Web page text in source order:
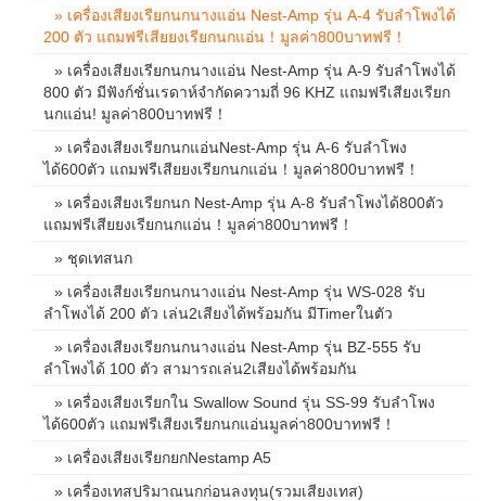
» เครื่องเสียงเรียกนกนางแอ่น Nest-Amp รุ่น A-4 รับลำโพงได้
200 ตัว แถมฟรีเสียยงเรียกนกแอ่น！มูลค่า800บาทฟรี！
» เครื่องเสียงเรียกนกนางแอ่น Nest-Amp รุ่น A-9 รับลำโพงได้
800 ตัว มีฟังก์ชั่นเรดาห์จำกัดความถี่ 96 KHZ แถมฟรีเสียงเรียก
นกแอ่น! มูลค่า800บาทฟรี！
» เครื่องเสียงเรียกนกแอ่นNest-Amp รุ่น A-6 รับลำโพง
ได้600ตัว แถมฟรีเสียยงเรียกนกแอ่น！มูลค่า800บาทฟรี！
» เครื่องเสียงเรียกนก Nest-Amp รุ่น A-8 รับลำโพงได้800ตัว
แถมฟรีเสียยงเรียกนกแอ่น！มูลค่า800บาทฟรี！
» ชุดเทสนก
» เครื่องเสียงเรียกนกนางแอ่น Nest-Amp รุ่น WS-028 รับ
ลำโพงได้ 200 ตัว เล่น2เสียงได้พร้อมกัน มีTimerในตัว
» เครื่องเสียงเรียกนกนางแอ่น Nest-Amp รุ่น BZ-555 รับ
ลำโพงได้ 100 ตัว สามารถเล่น2เสียงได้พร้อมกัน
» เครื่องเสียงเรียกใน Swallow Sound รุ่น SS-99 รับลำโพง
ได้600ตัว แถมฟรีเสียงเรียกนกแอ่นมูลค่า800บาทฟรี！
» เครื่องเสียงเรียกยกNestamp A5
» เครื่องเทสปริมาณนกก่อนลงทุน(รวมเสียงเทส)